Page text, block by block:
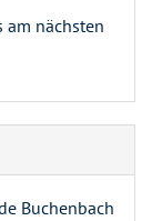
am nächsten
Buchenbach